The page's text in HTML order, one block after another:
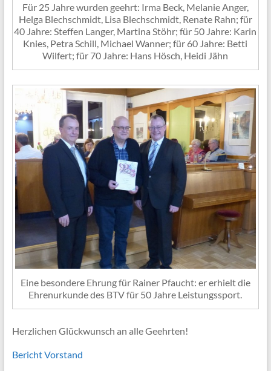
Für 25 Jahre wurden geehrt: Irma Beck, Melanie Anger,
Helga Blechschmidt, Lisa Blechschmidt, Renate Rahn; für
40 Jahre: Steffen Langer, Martina Stöhr; für 50 Jahre: Karin
Knies, Petra Schill, Michael Wanner; für 60 Jahre: Betti
Wilfert; für 70 Jahre: Hans Hösch, Heidi Jähn
Eine besondere Ehrung für Rainer Pfaucht: er erhielt die
Ehrenurkunde des BTV für 50 Jahre Leistungssport.
Herzlichen Glückwunsch an alle Geehrten!
Bericht Vorstand